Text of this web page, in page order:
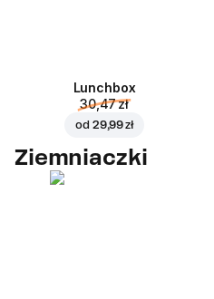
Lunchbox
30,47 zł
od 29,99 zł
Ziemniaczki